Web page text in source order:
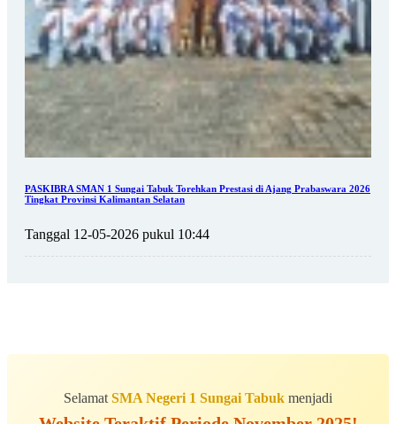
PASKIBRA SMAN 1 Sungai Tabuk Torehkan Prestasi di Ajang Prabaswara 2026
Tingkat Provinsi Kalimantan Selatan
Tanggal 12-05-2026 pukul 10:44
Selamat SMA Negeri 1 Sungai Tabuk menjadi